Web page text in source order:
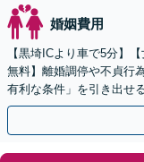
婚姻費用
【黒埼ICより車で5分】
無料】離婚調停や不貞行
有利な条件」を引き出せ
弱い立場の方の経済的な